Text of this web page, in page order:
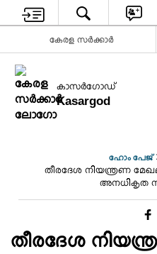
കേരള സര്‍ക്കാര്‍
കാസര്‍ഗോഡ്
Kasargod
ഹോം പേജ്
തീരദേശ നിയന്ത്രണ
അനധികൃത
തീരദേശ